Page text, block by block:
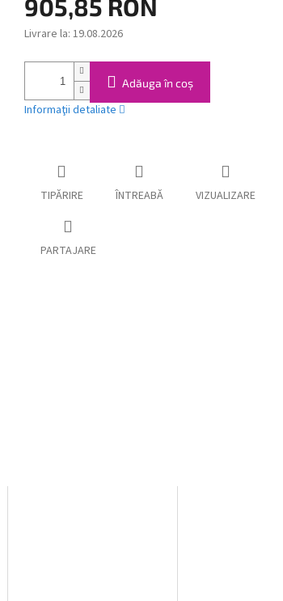
905,85 RON
Evaluare
Livrare la: 19.08.2026
Adăuga în coş
Informaţii detaliate
TIPĂRIRE ÎNTREABĂ VIZUALIZARE
PARTAJARE